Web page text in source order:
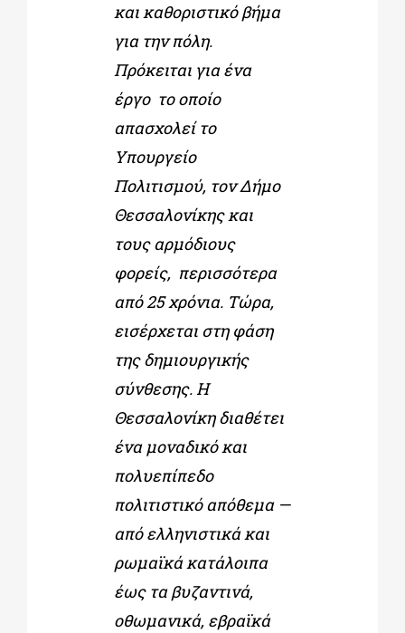
και καθοριστικό βήμα
για την πόλη.
Πρόκειται για ένα
έργο το οποίο
απασχολεί το
Υπουργείο
Πολιτισμού, τον Δήμο
Θεσσαλονίκης και
τους αρμόδιους
φορείς, περισσότερα
από 25 χρόνια. Τώρα,
εισέρχεται στη φάση
της δημιουργικής
σύνθεσης. Η
Θεσσαλονίκη διαθέτει
ένα μοναδικό και
πολυεπίπεδο
πολιτιστικό απόθεμα —
από ελληνιστικά και
ρωμαϊκά κατάλοιπα
έως τα βυζαντινά,
οθωμανικά, εβραϊκά